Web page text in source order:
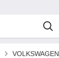
VOLKSWAGEN